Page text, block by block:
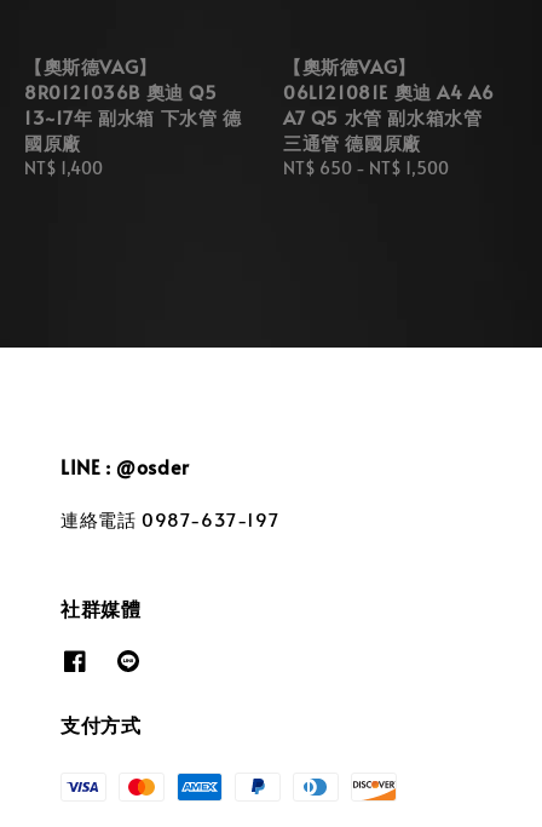
【奧斯德VAG】
8R0121036B 奧迪 Q5
13~17年 副水箱 下水管 德
國原廠
Regular
NT$ 1,400
【奧斯德VAG】
06L121081E 奧迪 A4 A6
A7 Q5 水管 副水箱水管
三通管 德國原廠
Regular
NT$ 650 - NT$ 1,500
LINE : @osder
連絡電話 0987-637-197
社群媒體
支付方式